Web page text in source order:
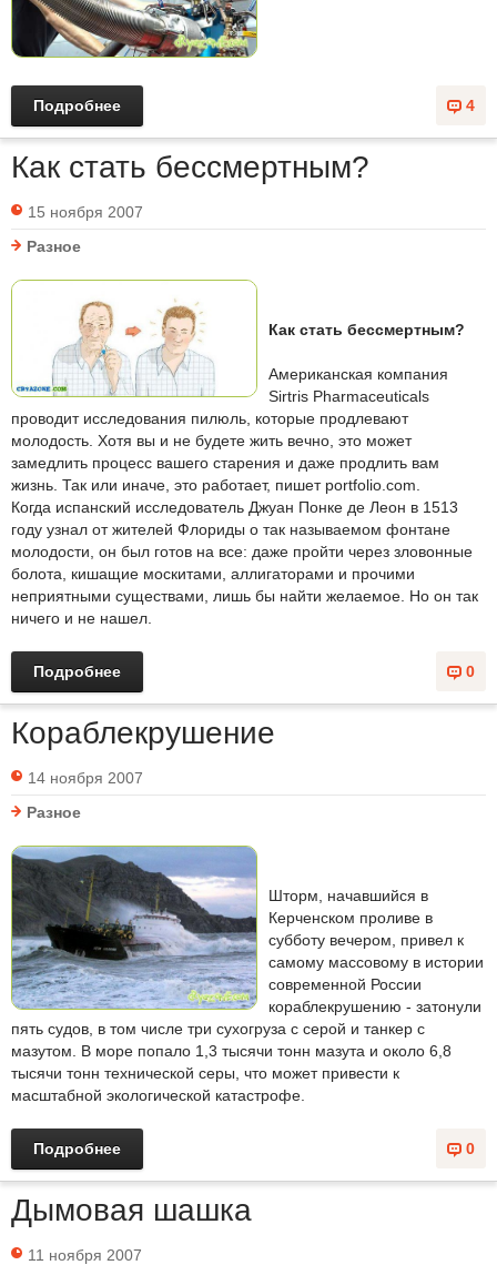
4
Подробнее
Как стать бессмертным?
15 ноября 2007
Разное
Как стать бессмертным?
Американская компания
Sirtris Pharmaceuticals
проводит исследования пилюль, которые продлевают
молодость. Хотя вы и не будете жить вечно, это может
замедлить процесс вашего старения и даже продлить вам
жизнь. Так или иначе, это работает, пишет portfolio.com.
Когда испанский исследователь Джуан Понке де Леон в 1513
году узнал от жителей Флориды о так называемом фонтане
молодости, он был готов на все: даже пройти через зловонные
болота, кишащие москитами, аллигаторами и прочими
неприятными существами, лишь бы найти желаемое. Но он так
ничего и не нашел.
0
Подробнее
Кораблекрушение
14 ноября 2007
Разное
Шторм, начавшийся в
Керченском проливе в
субботу вечером, привел к
самому массовому в истории
современной России
кораблекрушению - затонули
пять судов, в том числе три сухогруза с серой и танкер с
мазутом. В море попало 1,3 тысячи тонн мазута и около 6,8
тысячи тонн технической серы, что может привести к
масштабной экологической катастрофе.
0
Подробнее
Дымовая шашка
11 ноября 2007